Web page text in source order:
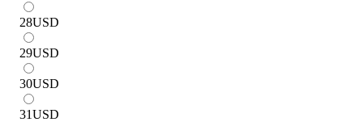
28USD
29USD
30USD
31USD